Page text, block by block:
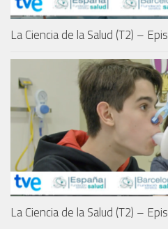
La Ciencia de la Salud (T2) –
La Ciencia de la Salud (T2) –